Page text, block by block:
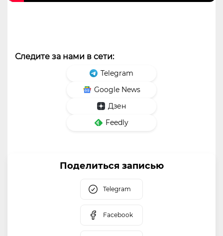
Следите за нами в сети:
Telegram
Google News
Дзен
Feedly
Поделиться записью
Telegram
Facebook